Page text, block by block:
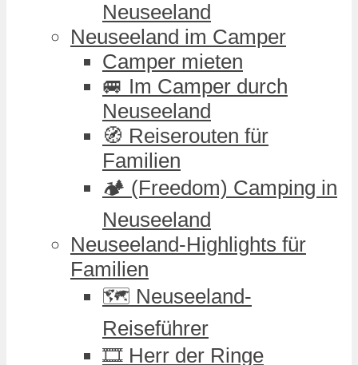
Neuseeland
Neuseeland im Camper
Camper mieten
🚐 Im Camper durch
Neuseeland
🧭 Reiserouten für
Familien
🏕️ (Freedom) Camping in
Neuseeland
Neuseeland-Highlights für
Familien
🗺️ Neuseeland-
Reiseführer
🎞️ Herr der Ringe